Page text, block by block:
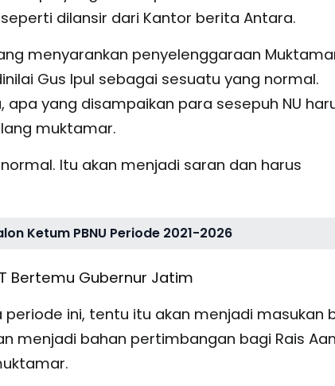
dilansir dari Kantor berita Antara.
menyarankan penyelenggaraan
Gus Ipul sebagai sesuatu yang normal.
yang disampaikan para sesepuh NU
muktamar.
Itu akan menjadi saran dan harus
Ketum PBNU Periode 2021-2026
Bertemu Gubernur Jatim
ini, tentu itu akan menjadi masukan
menjadi bahan pertimbangan bagi Rais